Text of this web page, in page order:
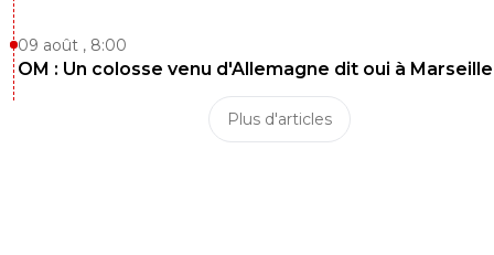
09 août , 8:00
OM : Un colosse venu d'Allemagne dit oui à Marseille
Plus d'articles